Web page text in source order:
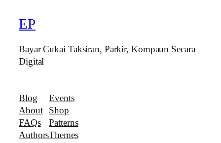
EP
Bayar Cukai Taksiran, Parkir, Kompaun Secara
Digital
Blog
About
FAQs
Authors
Events
Shop
Patterns
Themes